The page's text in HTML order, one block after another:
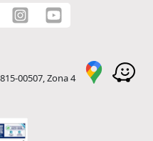
00507, Zona 4